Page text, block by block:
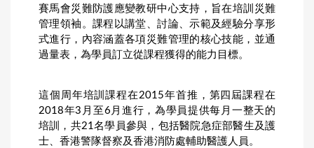
賽馬會災難防護應變教研中心支持，旨在培訓災難
管理領袖。課程以講堂、討論、示範及經驗分享形
式進行，內容涵蓋各項災難管理的核心技能，並通
過量表，為學員訂立從課程獲得的能力目標。
這個周年培訓課程在2015年首推，第四屆課程在
2018年3月至6月進行，為學員提供每月一整天的
培訓，共21名學員參與，包括醫院急症部醫生及護
士、香港警隊督察及香港消防處輔助醫護人員。